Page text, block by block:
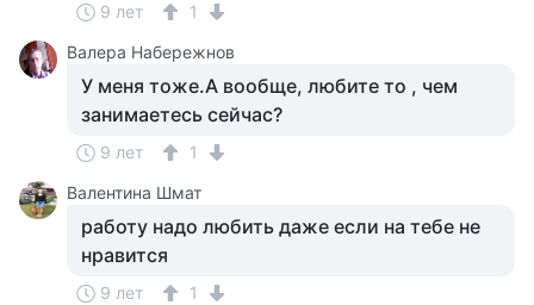
9 лет
1
Валера Набережнов
У меня тоже.А вообще, любите то , чем
занимаетесь сейчас?
9 лет
1
Валентина Шмат
работу надо любить даже если на тебе не
нравится
9 лет
1